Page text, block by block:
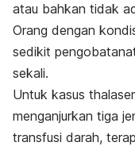
atau bahkan tidak
Orang dengan
sedikit
sekali.
Untuk kasus
menganjurkan tiga
transfusi darah,